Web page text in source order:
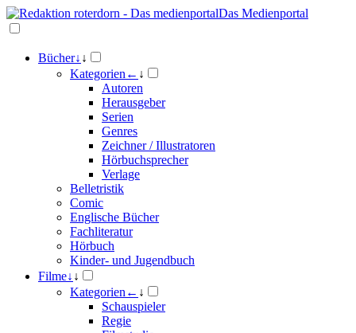
Das Medienportal
Bücher↓ ↓
Kategorien ← ↓
Autoren
Herausgeber
Serien
Genres
Zeichner / Illustratoren
Hörbuchsprecher
Verlage
Belletristik
Comic
Englische Bücher
Fachliteratur
Hörbuch
Kinder- und Jugendbuch
Filme↓ ↓
Kategorien ← ↓
Schauspieler
Regie